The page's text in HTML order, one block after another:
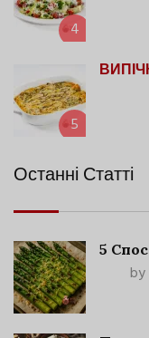
4
5
Останні Статті
5
by